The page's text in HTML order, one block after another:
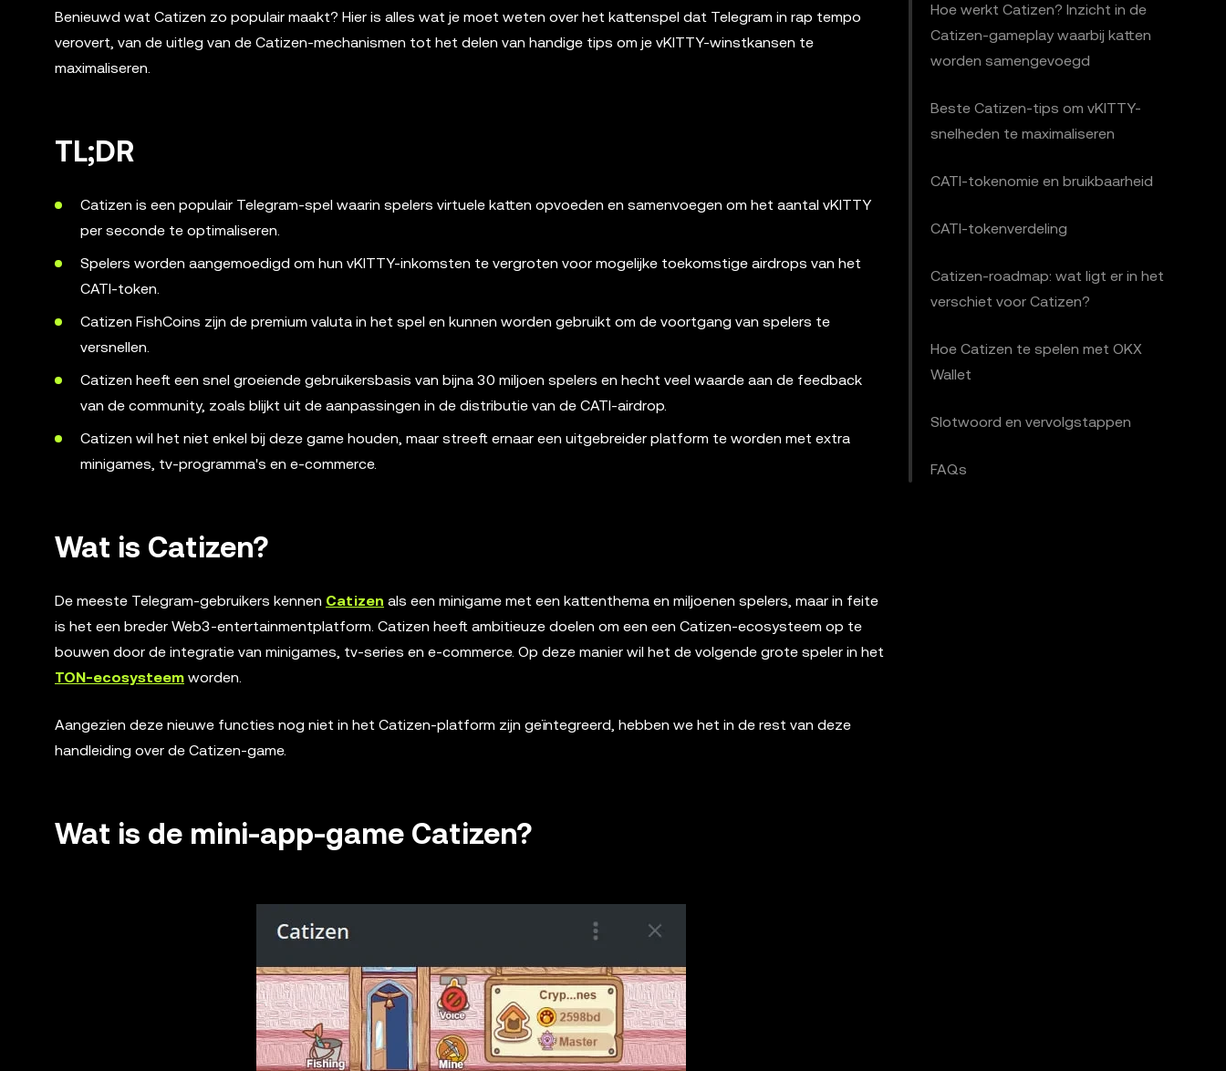
Benieuwd wat Catizen zo populair maakt? Hier is alles wat je moet weten over het kattenspel dat Telegram in rap tempo
verovert, van de uitleg van de Catizen-mechanismen tot het delen van handige tips om je vKITTY-winstkansen te
maximaliseren.
TL;DR
Catizen is een populair Telegram-spel waarin spelers virtuele katten opvoeden en samenvoegen om het aantal vKITTY
per seconde te optimaliseren.
Spelers worden aangemoedigd om hun vKITTY-inkomsten te vergroten voor mogelijke toekomstige airdrops van het
CATI-token.
Catizen FishCoins zijn de premium valuta in het spel en kunnen worden gebruikt om de voortgang van spelers te
versnellen.
Catizen heeft een snel groeiende gebruikersbasis van bijna 30 miljoen spelers en hecht veel waarde aan de feedback
van de community, zoals blijkt uit de aanpassingen in de distributie van de CATI-airdrop.
Catizen wil het niet enkel bij deze game houden, maar streeft ernaar een uitgebreider platform te worden met extra
minigames, tv-programma's en e-commerce.
Wat is Catizen?
De meeste Telegram-gebruikers kennen Catizen als een minigame met een kattenthema en miljoenen spelers, maar in feite
is het een breder Web3-entertainmentplatform. Catizen heeft ambitieuze doelen om een een Catizen-ecosysteem op te
bouwen door de integratie van minigames, tv-series en e-commerce. Op deze manier wil het de volgende grote speler in het
TON-ecosysteem worden.
Aangezien deze nieuwe functies nog niet in het Catizen-platform zijn geïntegreerd, hebben we het in de rest van deze
handleiding over de Catizen-game.
Wat is de mini-app-game Catizen?
Hoe werkt Catizen? Inzicht in de
Catizen-gameplay waarbij katten
worden samengevoegd
Beste Catizen-tips om vKITTY-
snelheden te maximaliseren
CATI-tokenomie en bruikbaarheid
CATI-tokenverdeling
Catizen-roadmap: wat ligt er in het
verschiet voor Catizen?
Hoe Catizen te spelen met OKX
Wallet
Slotwoord en vervolgstappen
FAQs